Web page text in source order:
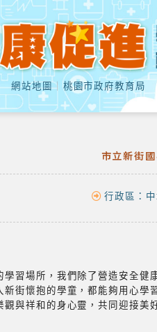
網站地圖｜ 桃園市政府教育局
市立新街
行政區：
習場所，我們除了營造安全健
街懷抱的學童，都能夠用心學
與祥和的身心靈，共同迎接美